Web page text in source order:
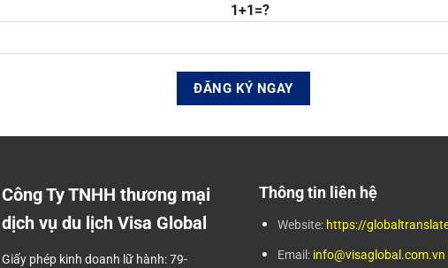
1+1=?
Công Ty TNHH thương mại
dịch vụ du lịch Visa Global
Giấy phép kinh doanh lữ hành: 79-
Thông tin liên hệ
Website:https://
Email: info@visaglobal.com.vn